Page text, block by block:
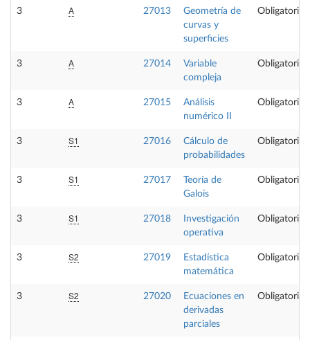
3 A 27013
Geometría de
curvas y
superficies
Obligatoria
3 A 27014
Variable
compleja
Obligatoria
3 A 27015
Análisis
numérico II
Obligatoria
3 S1 27016
Cálculo de
probabilidades
Obligatoria
3 S1 27017
Teoría de
Galois
Obligatoria
3 S1 27018
Investigación
operativa
Obligatoria
3 S2 27019
Estadística
matemática
Obligatoria
3 S2 27020
Ecuaciones en
derivadas
parciales
Obligatoria